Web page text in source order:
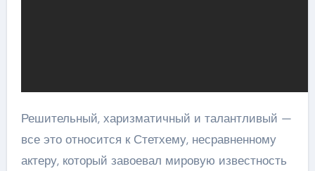
Решительный, харизматичный и талантливый —
все это относится к Стетхему, несравненному
актеру, который завоевал мировую известность